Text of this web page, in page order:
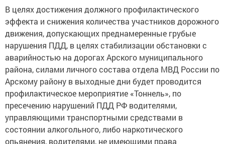
В целях достижения должного профилактического
эффекта и снижения количества участников дорожного
движения, допускающих преднамеренные грубые
нарушения ПДД, в целях стабилизации обстановки с
аварийностью на дорогах Арского муниципального
района, силами личного состава отдела МВД России по
Арскому району в выходные дни будет проводится
профилактическое мероприятие «Тоннель», по
пресечению нарушений ПДД РФ водителями,
управляющими транспортными средствами в
состоянии алкогольного, либо наркотического
опьянения, водителями, не имеющими права